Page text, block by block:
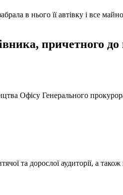
в нього її автівку і все
причетного до
Офісу Генерального
та дорослої аудиторії, а